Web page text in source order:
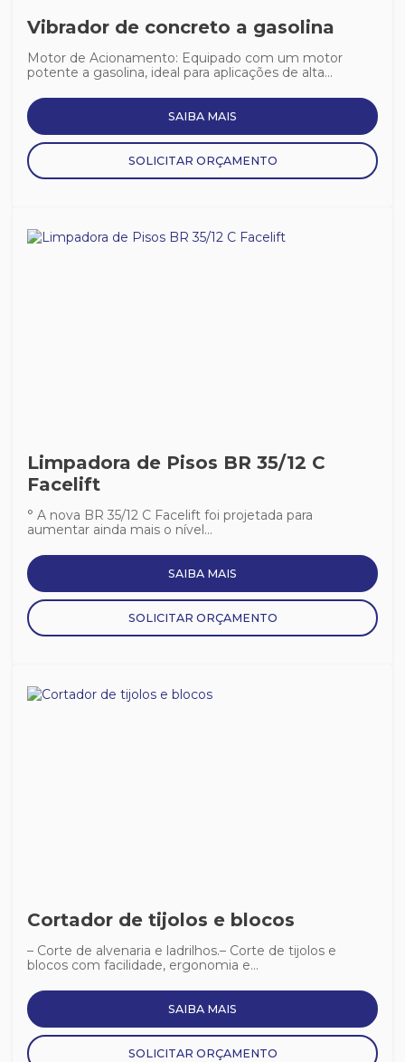
Vibrador de concreto a gasolina
Motor de Acionamento: Equipado com um motor
potente a gasolina, ideal para aplicações de alta...
SAIBA MAIS
SOLICITAR ORÇAMENTO
Limpadora de Pisos BR 35/12 C
Facelift
° A nova BR 35/12 C Facelift foi projetada para
aumentar ainda mais o nível...
SAIBA MAIS
SOLICITAR ORÇAMENTO
Cortador de tijolos e blocos
– Corte de alvenaria e ladrilhos.– Corte de tijolos e
blocos com facilidade, ergonomia e...
SAIBA MAIS
SOLICITAR ORÇAMENTO